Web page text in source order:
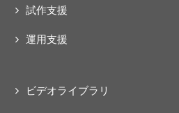
試作支援
運用支援
ビデオライブラリ